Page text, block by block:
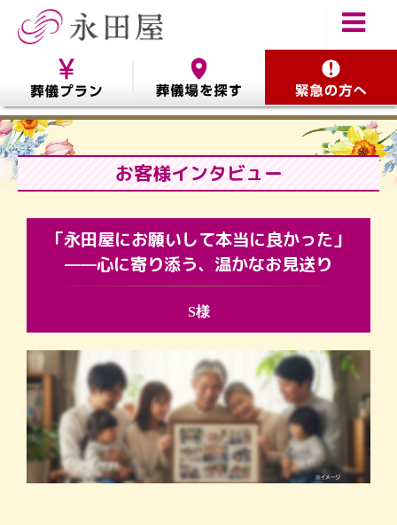
お客様インタビュー
「永田屋にお願いして本当に良かった」
——心に寄り添う、温かなお見送り
S様